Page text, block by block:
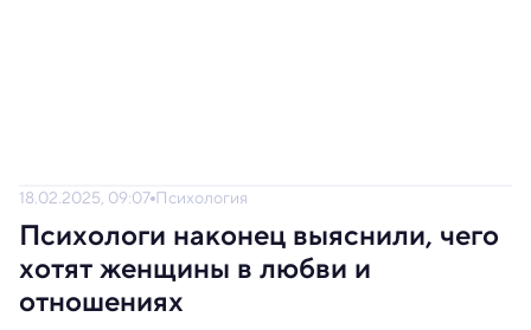
18.02.2025, 09:07 Психология
Психологи наконец выяснили, чего
хотят женщины в любви и
отношениях